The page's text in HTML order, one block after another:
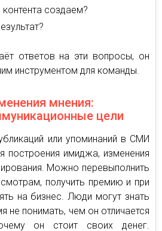
создаем?
ответов на эти вопросы, он
инструментом для команды.
мнения:
цели
или упоминаний в СМИ
построения имиджа, изменения
Можно перевыполнить
получить премию и при
на бизнес. Люди могут знать
не понимать, чем он отличается
он стоит своих денег.